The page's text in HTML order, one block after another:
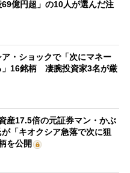
69億円超」の10人が選んだ注
ア・ショックで「次にマネー
」16銘柄 凄腕投資家3名が厳
産17.5倍の元証券マン・かぶ
が「キオクシア急落で次に狙
を公開